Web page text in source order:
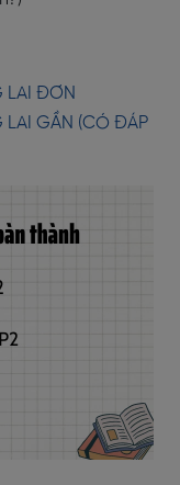
LAI ĐƠN
LAI GẦN (CÓ ĐÁP